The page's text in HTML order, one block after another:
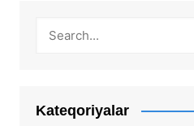
Kateqoriyalar